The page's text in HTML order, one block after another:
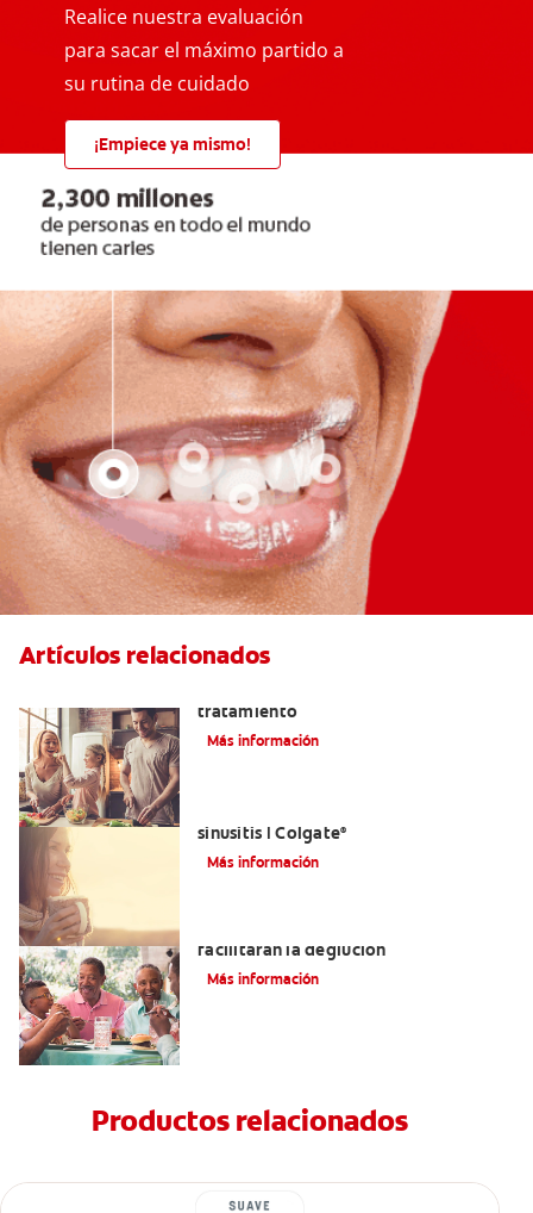
Realice nuestra evaluación
para sacar el máximo partido a
su rutina de cuidado
¡Empiece ya mismo!
Artículos relacionados
tratamiento
Más información
sinusitis | Colgate®
Más información
facilitarán la deglución
Más información
Productos relacionados